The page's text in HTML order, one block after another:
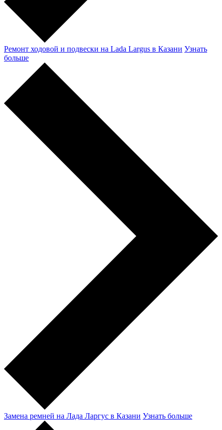
Ремонт ходовой и подвески на Lada Largus в Казани Узнать
больше
Замена ремней на Лада Ларгус в Казани Узнать больше